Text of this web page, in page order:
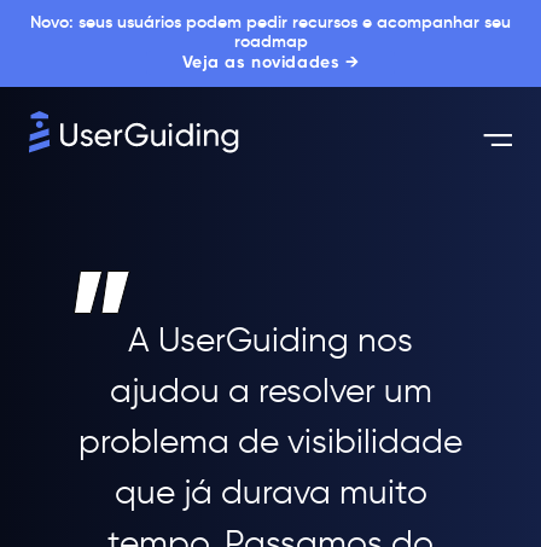
Novo: seus usuários podem pedir recursos e acompanhar seu
roadmap
Veja as novidades →
A UserGuiding nos
ajudou a resolver um
problema de visibilidade
que já durava muito